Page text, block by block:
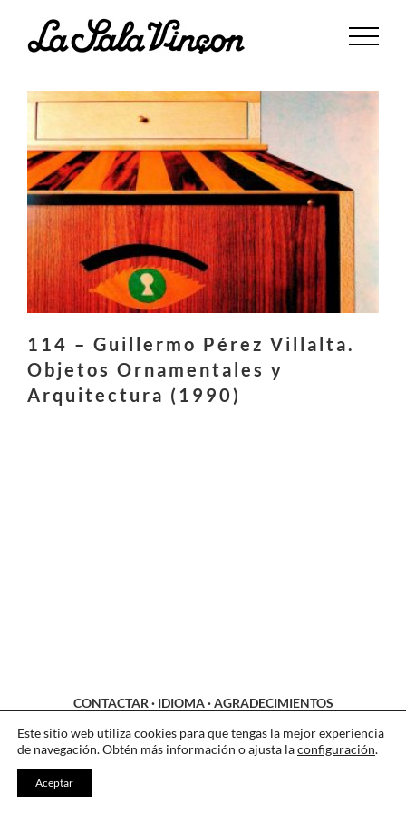
114 – Guillermo Pérez Villalta.
Objetos Ornamentales y
Arquitectura (1990)
CONTACTAR · IDIOMA·AGRADECIMIENTOS
LEGAL·COOKIES·PRIVACIDAD
Este sitio web utiliza cookies para que tengas la mejor experiencia
de navegación. Obtén más información o ajusta laconfiguración.
Aceptar